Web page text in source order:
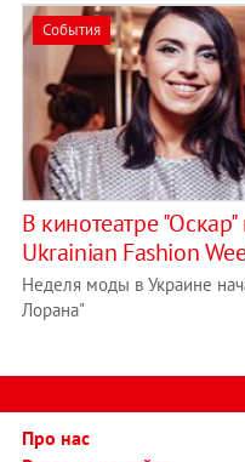
События
В кинотеатре
Ukrainian Fashion
Неделя моды в Украине
Лорана"
Про нас